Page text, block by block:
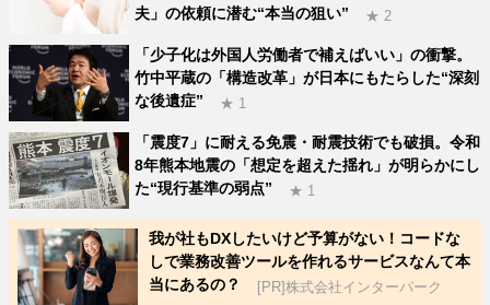
ジ
ジ
ジ
夫」の依頼に潜む“本当の狙い”
★ 2
「少子化は外国人労働者で補えばいい」の衝撃。
竹中平蔵の「構造改革」が日本にもたらした“深刻
な後遺症”
★ 1
「震度7」に耐える免震・耐震技術でも破損。令和
8年熊本地震の「想定を超えた揺れ」が明らかにし
た“現行基準の弱点”
★ 1
我が社もDXしたいけど予算がない！コードな
しで業務改善ツールを作れるサービスなんて本
当にあるの？
[PR]株式会社インターパーク